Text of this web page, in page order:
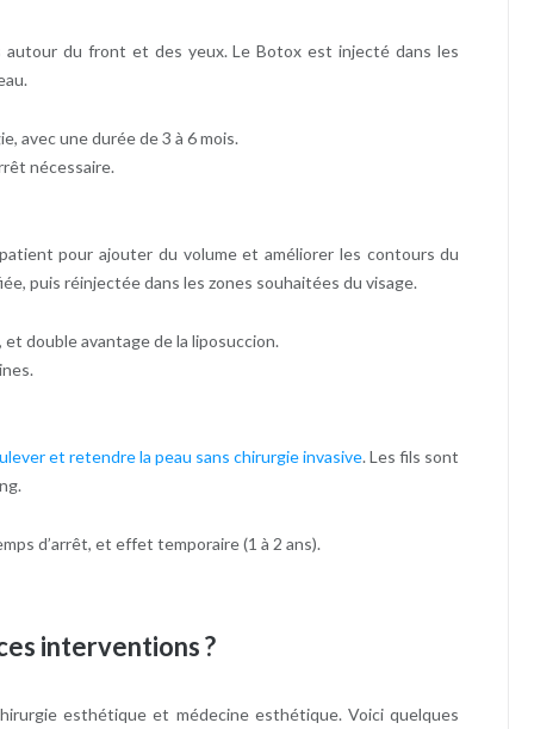
autour du front et des yeux. Le Botox est injecté dans les
avec une durée de 3 à 6 mois.
nécessaire.
pour ajouter du volume et améliorer les contours du
puis réinjectée dans les zones souhaitées du visage.
double avantage de la liposuccion.
et retendre la peau sans chirurgie invasive. Les fils sont
d’arrêt, et effet temporaire (1 à 2 ans).
interventions ?
esthétique et médecine esthétique. Voici quelques